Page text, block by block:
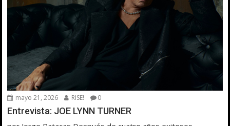
mayo 21, 2026 RISE! 0
Entrevista: JOE LYNN TURNER